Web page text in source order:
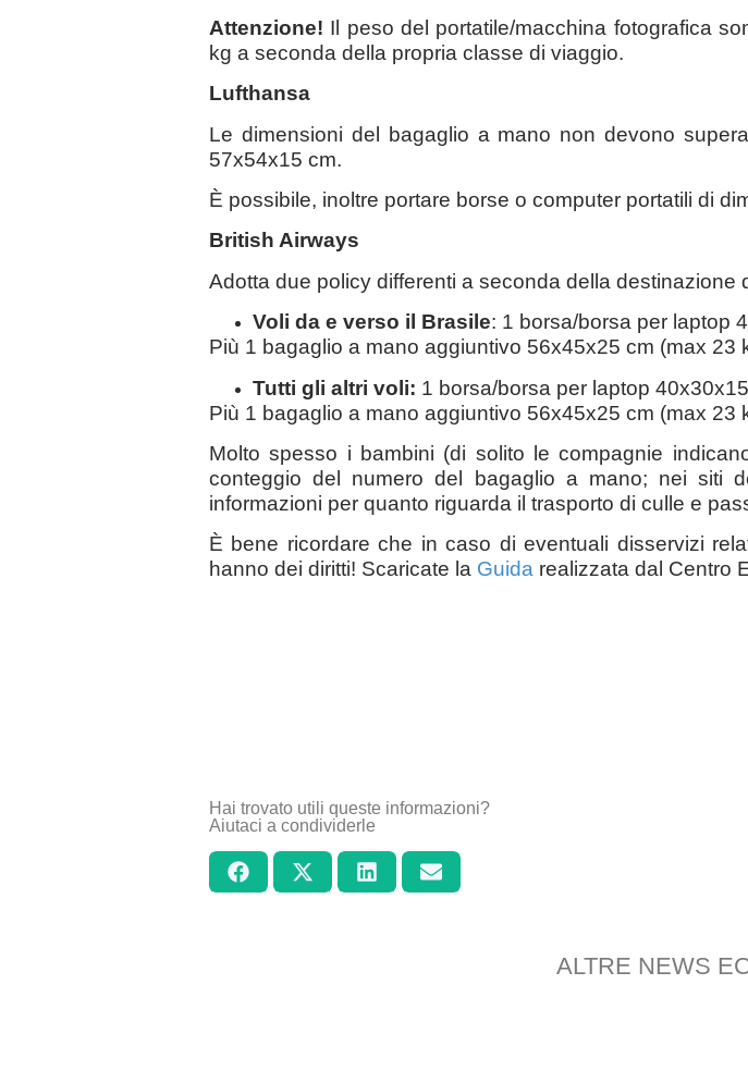
Attenzione! Il peso del portatile/macchina fotografica
kg a seconda della propria classe di viaggio.
Lufthansa
Le dimensioni del bagaglio a mano non devono
57x54x15 cm.
È possibile, inoltre portare borse o computer portatili di
British Airways
Adotta due policy differenti a seconda della destinazione
Voli da e verso il Brasile: 1 borsa/borsa per laptop
Più 1 bagaglio a mano aggiuntivo 56x45x25 cm (max 23
Tutti gli altri voli: 1 borsa/borsa per laptop
Più 1 bagaglio a mano aggiuntivo 56x45x25 cm (max 23
Molto spesso i bambini (di solito le compagnie
conteggio del numero del bagaglio a mano; nei siti
informazioni per quanto riguarda il trasporto di culle e
È bene ricordare che in caso di eventuali disservizi
hanno dei diritti! Scaricate la Guida realizzata dal Centro
Hai trovato utili queste informazioni?
Aiutaci a condividerle
ALTRE NEWS